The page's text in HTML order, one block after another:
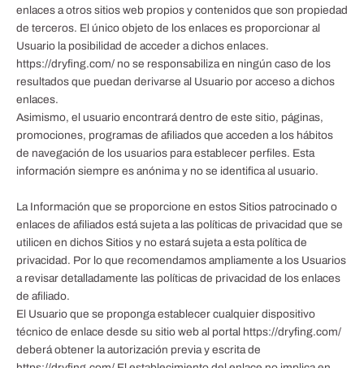
enlaces a otros sitios web propios y contenidos que son propiedad
de terceros. El único objeto de los enlaces es proporcionar al
Usuario la posibilidad de acceder a dichos enlaces.
https://dryfing.com/ no se responsabiliza en ningún caso de los
resultados que puedan derivarse al Usuario por acceso a dichos
enlaces.
Asimismo, el usuario encontrará dentro de este sitio, páginas,
promociones, programas de afiliados que acceden a los hábitos
de navegación de los usuarios para establecer perfiles. Esta
información siempre es anónima y no se identifica al usuario.
La Información que se proporcione en estos Sitios patrocinado o
enlaces de afiliados está sujeta a las políticas de privacidad que se
utilicen en dichos Sitios y no estará sujeta a esta política de
privacidad. Por lo que recomendamos ampliamente a los Usuarios
a revisar detalladamente las políticas de privacidad de los enlaces
de afiliado.
El Usuario que se proponga establecer cualquier dispositivo
técnico de enlace desde su sitio web al portal https://dryfing.com/
deberá obtener la autorización previa y escrita de